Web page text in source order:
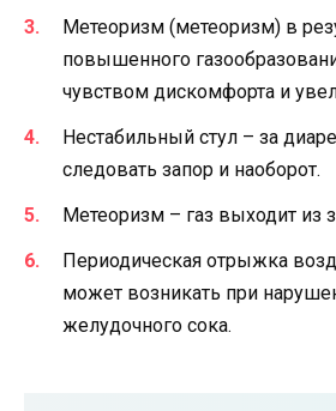
Метеоризм (метеоризм) в
повышенного
чувством дискомфорта и
Нестабильный стул – за
следовать запор и наоборот.
Метеоризм – газ выходит из
Периодическая отрыжка
может возникать при
желудочного сока.